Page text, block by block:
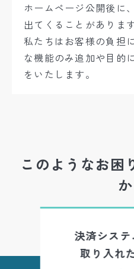
ホームページ公開後に
出てくることがあります
私たちはお客様の負担
な機能のみ追加や 目的
をいたします。
このようなお困
自分た
できるよ